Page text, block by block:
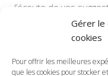
Gérer le
cookies
Pour offrir les meilleures
que les cookies pour stocker
l’écoute de vos
Ce type de
annuel, nous le ferons